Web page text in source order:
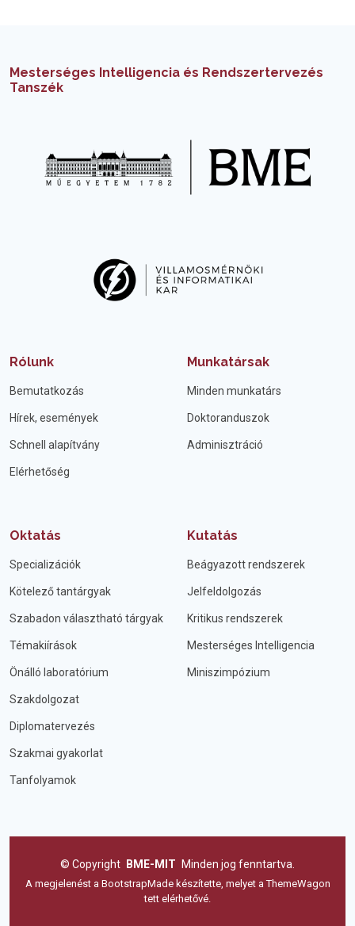
Mesterséges Intelligencia és Rendszertervezés
Tanszék
Rólunk
Bemutatkozás
Hírek, események
Schnell alapítvány
Elérhetőség
Munkatársak
Minden munkatárs
Doktoranduszok
Adminisztráció
Oktatás
Specializációk
Kötelező tantárgyak
Szabadon választható tárgyak
Témakiírások
Önálló laboratórium
Szakdolgozat
Diplomatervezés
Szakmai gyakorlat
Tanfolyamok
Kutatás
Beágyazott rendszerek
Jelfeldolgozás
Kritikus rendszerek
Mesterséges Intelligencia
Miniszimpózium
© Copyright BME-MIT Minden jog fenntartva.
A megjelenést a BootstrapMadekészítette, melyet aThemeWagon
tett elérhetővé.